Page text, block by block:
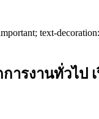
text-
ารงานทั่วไป